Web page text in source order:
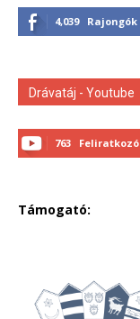
4,039 Rajongók
Drávatáj - Youtube
763 Feliratkozó
Támogató: